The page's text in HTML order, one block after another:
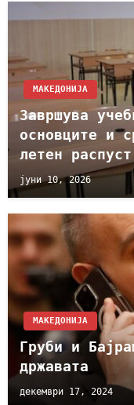
МАКЕДОНИЈА
Завршува
основците и
летен распуст
јуни 10, 2026
МАКЕДОНИЈА
Груби и
државата
декември 17, 2024